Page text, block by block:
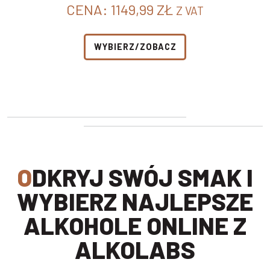
CENA: 1149,99 ZŁ Z VAT
WYBIERZ/ZOBACZ
ODKRYJ SWÓJ SMAK I
WYBIERZ NAJLEPSZE
ALKOHOLE ONLINE Z
ALKOLABS